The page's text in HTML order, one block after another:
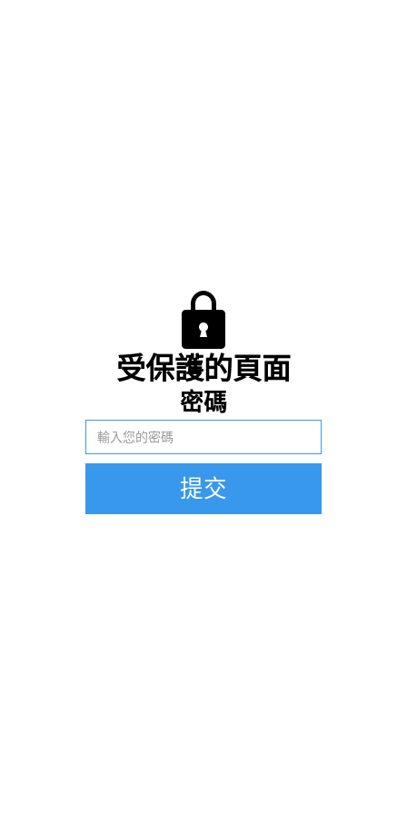
受保護的頁面
密碼